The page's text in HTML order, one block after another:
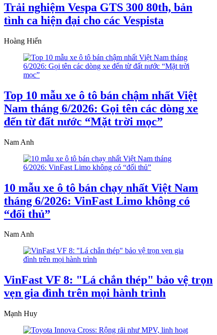
Trải nghiệm Vespa GTS 300 80th, bản
tình ca hiện đại cho các Vespista
Hoàng Hiển
Top 10 mẫu xe ô tô bán chậm nhất Việt
Nam tháng 6/2026: Gọi tên các dòng xe
đến từ đất nước “Mặt trời mọc”
Nam Anh
10 mẫu xe ô tô bán chạy nhất Việt Nam
tháng 6/2026: VinFast Limo không có
“đối thủ”
Nam Anh
VinFast VF 8: "Lá chắn thép" bảo vệ trọn
vẹn gia đình trên mọi hành trình
Mạnh Huy